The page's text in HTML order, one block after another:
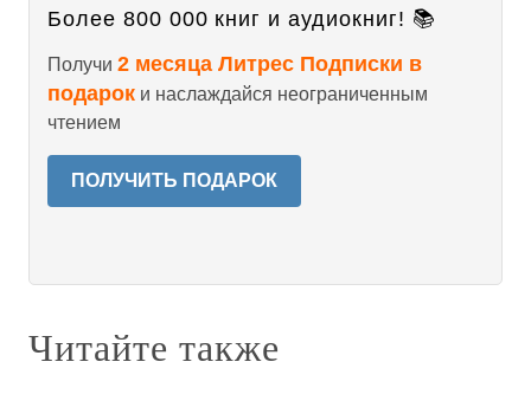
Более 800 000 книг и аудиокниг! 📚
Получи 2 месяца Литрес Подписки в
подарок и наслаждайся неограниченным
чтением
ПОЛУЧИТЬ ПОДАРОК
Читайте также